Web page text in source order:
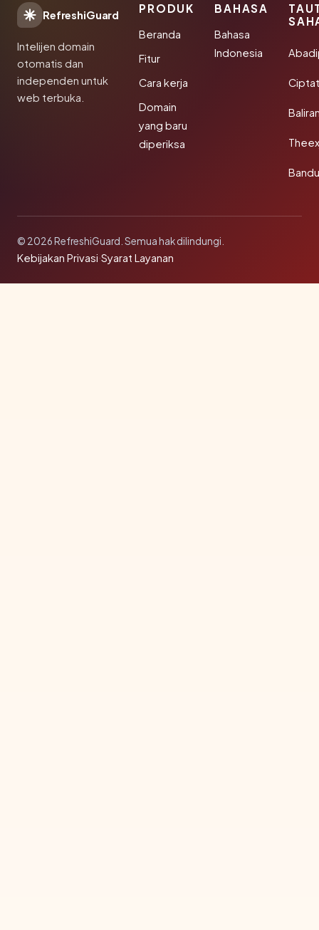
RefreshiGuard
Intelijen domain
otomatis dan
independen untuk
web terbuka.
PRODUK
Beranda
Fitur
Cara kerja
Domain
yang baru
diperiksa
BAHASA
Bahasa
Indonesia
© 2026 RefreshiGuard. Semua hak dilindungi.
Kebijakan Privasi·Syarat Layanan